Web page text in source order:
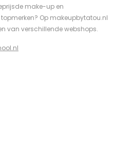
make-up en
Op makeupbytatou.nl
van verschillende webshops.